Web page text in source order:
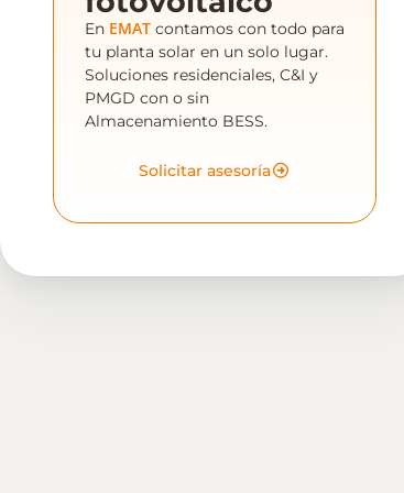
En EMAT contamos con todo para
tu planta solar en un solo lugar.
Soluciones residenciales, C&I y
PMGD con o sin
Almacenamiento BESS.
Solicitar asesoría